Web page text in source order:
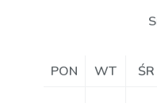
PON WT ŚR